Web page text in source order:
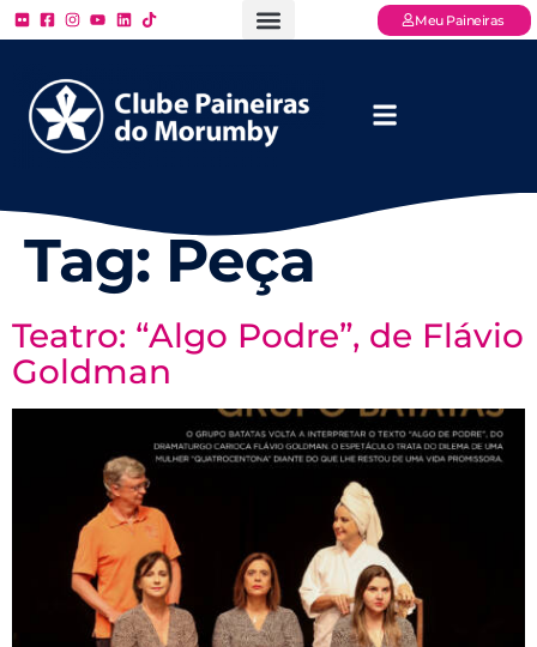
Meu Paineiras
Tag: Peça
Teatro: “Algo Podre”, de Flávio
Goldman